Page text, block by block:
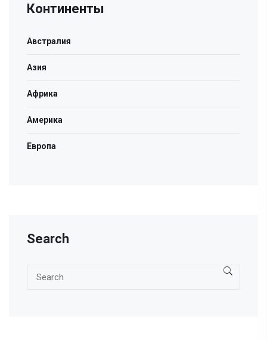
Континенты
Австралия
Азия
Африка
Америка
Европа
Search